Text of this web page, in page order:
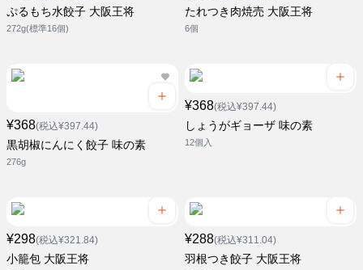
ぷるもち水餃子 大阪王将
272g(標準16個)
たれつき肉焼売 大阪王将
6個
¥368(税込¥397.44)
黒胡椒にんにく餃子 味の素
276g
¥368(税込¥397.44)
しょうがギョーザ 味の素
12個入
¥298(税込¥321.84)
小籠包 大阪王将
¥288(税込¥311.04)
羽根つき餃子 大阪王将